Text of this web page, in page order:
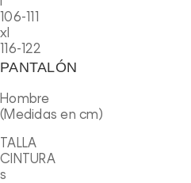
106-111
xl
116-122
PANTALÓN
Hombre
(Medidas en cm)
TALLA
CINTURA
s